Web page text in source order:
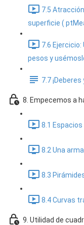
7.5
superficie (
7.6
pesos y
7.7
8. Empecemos a
8.1
8.2 Una
8.3
8.4 Curvas
9. Utilidad de